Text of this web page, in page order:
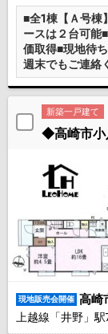
■全1棟【Ａ号棟
ースは２台可能
価取得■現地待
週末でもご連絡
新築一戸建て
◆高崎市
現地販売会開催 高崎
上越線「井野」駅